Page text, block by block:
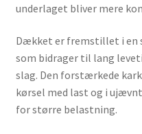
underlaget bliver mere
Dækket er fremstillet i en
som bidrager til lang
slag. Den forstærkede
kørsel med last og i
for større belastning.